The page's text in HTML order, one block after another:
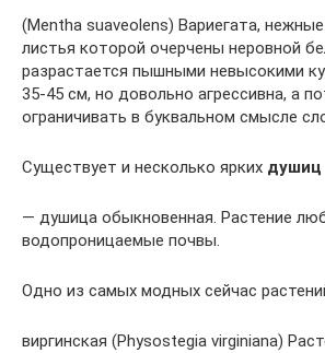
(Mentha suaveolens) Вариегата,
листья которой очерчены неровной
разрастается пышными невысокими
35-45 см, но довольно агрессивна, а
ограничивать в буквальном смысле
Существует и несколько ярких душиц
— душица обыкновенная. Растение
водопроницаемые почвы.
Одно из самых модных сейчас
виргинская (Physostegia virginiana)